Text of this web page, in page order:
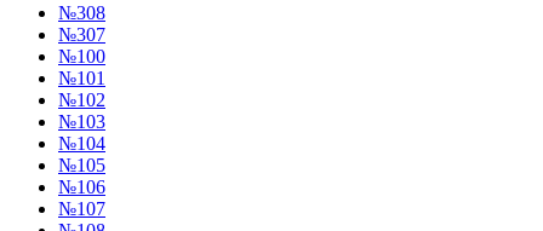
№308
№307
№100
№101
№102
№103
№104
№105
№106
№107